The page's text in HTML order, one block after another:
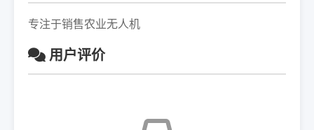
专注于销售农业无人机
用户评价